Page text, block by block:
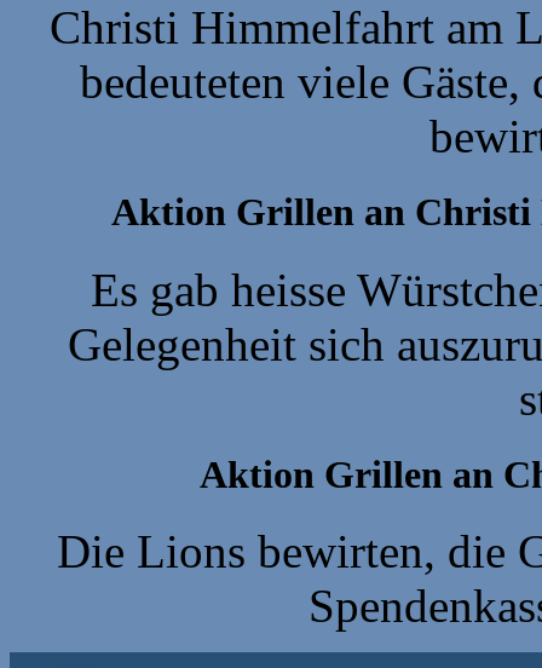
Christi Himmelfahrt am
bedeuteten viele
Aktion Grillen an Christi
Es gab heisse
Gelegenheit sich
Aktion Grillen an
Die Lions bewirten, die